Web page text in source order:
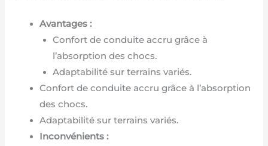
Avantages :
Confort de conduite accru grâce à
l’absorption des chocs.
Adaptabilité sur terrains variés.
Confort de conduite accru grâce à l’absorption
des chocs.
Adaptabilité sur terrains variés.
Inconvénients :